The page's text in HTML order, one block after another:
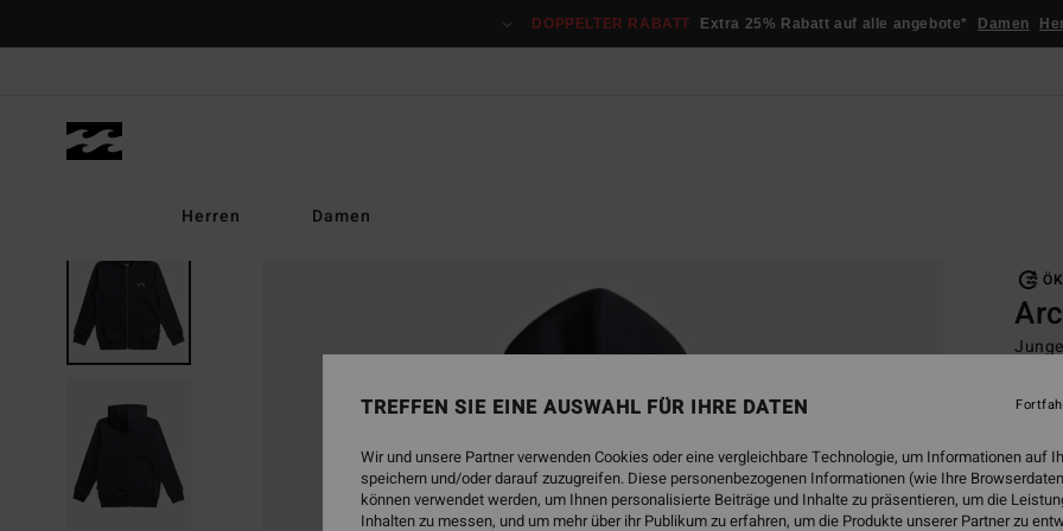
DOPPELTER RABATT Extra 25% Rabatt auf alle angebote* Damen
Herren Damen
ECO-
TREFFEN SIE EINE AUSWAHL FÜR IHRE DATEN
Wir und unsere Partner verwenden Cookies oder eine vergleichbare Technologie, um Informationen auf
speichern und/oder darauf zuzugreifen. Diese personenbezogenen Informationen (wie Ihre
können verwendet werden, um Ihnen personalisierte Beiträge und Inhalte zu präsentieren, um die
Inhalten zu messen, und um mehr über ihr Publikum zu erfahren, um die Produkte unserer Partner zu